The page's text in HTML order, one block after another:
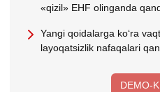
«qizil» EHF olinganda
Yangi qoidalarga koʻra
layoqatsizlik nafaqalari
DEMO-